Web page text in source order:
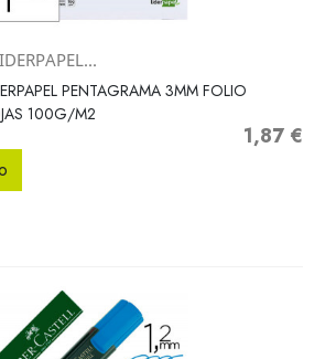
PENTAGRAMA 3MM FOLIO
100G/M2
Precio
1,87 €